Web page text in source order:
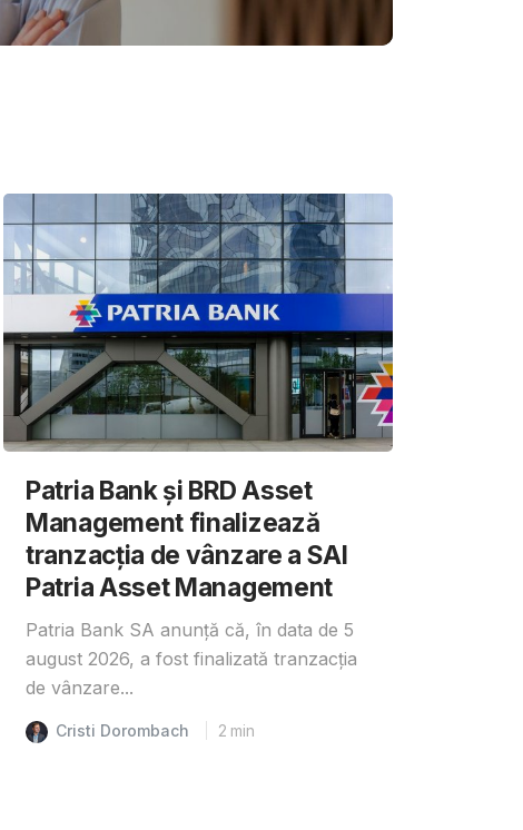
Patria Bank și BRD Asset
Management finalizează
tranzacția de vânzare a SAI
Patria Asset Management
Patria Bank SA anunță că, în data de 5
august 2026, a fost finalizată tranzacția
de vânzare...
Cristi Dorombach 2 min